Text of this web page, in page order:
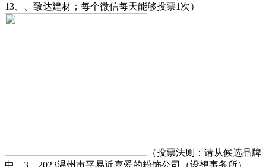
13、、致达建材；每个微信每天能够投票1次）
（投票法则：请从候选品牌
中，3、2023温州市平易近喜爱的粉饰公司（设想事务所）